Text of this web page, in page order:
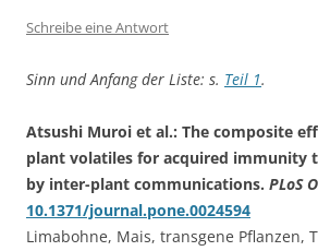
Schreibe eine Antwort
Sinn und Anfang der Liste: s. Teil 1.
Atsushi Muroi et al.: The composite
plant volatiles for acquired immunity
by inter-plant communications. PLoS
10.1371/journal.pone.0024594
Limabohne, Mais, transgene Pflanzen,